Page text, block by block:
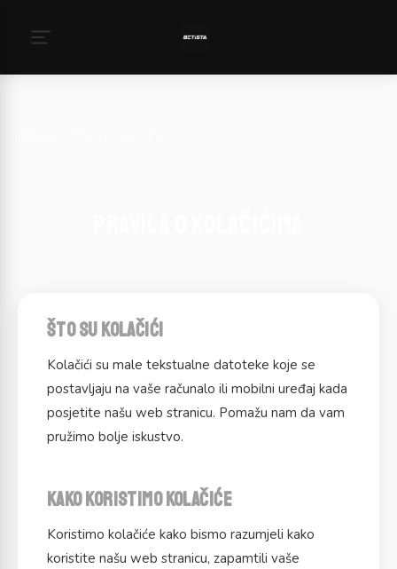
Što su kolačići
Kolačići su male tekstualne datoteke koje se
postavljaju na vaše računalo ili mobilni uređaj kada
posjetite našu web stranicu. Pomažu nam da vam
pružimo bolje iskustvo.
Kako koristimo kolačiće
Koristimo kolačiće kako bismo razumjeli kako
koristite našu web stranicu, zapamtili vaše